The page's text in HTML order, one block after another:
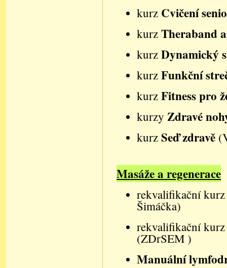
kurz Cvičení
kurz Theraband
kurz Dynamický
kurz Funkční
kurz Fitness pro
kurzy Zdravé
kurz Seď zdravě
Masáže a regenerace
rekvalifikační
Šimáčka)
rekvalifikační
(ZDrSEM )
Manuální